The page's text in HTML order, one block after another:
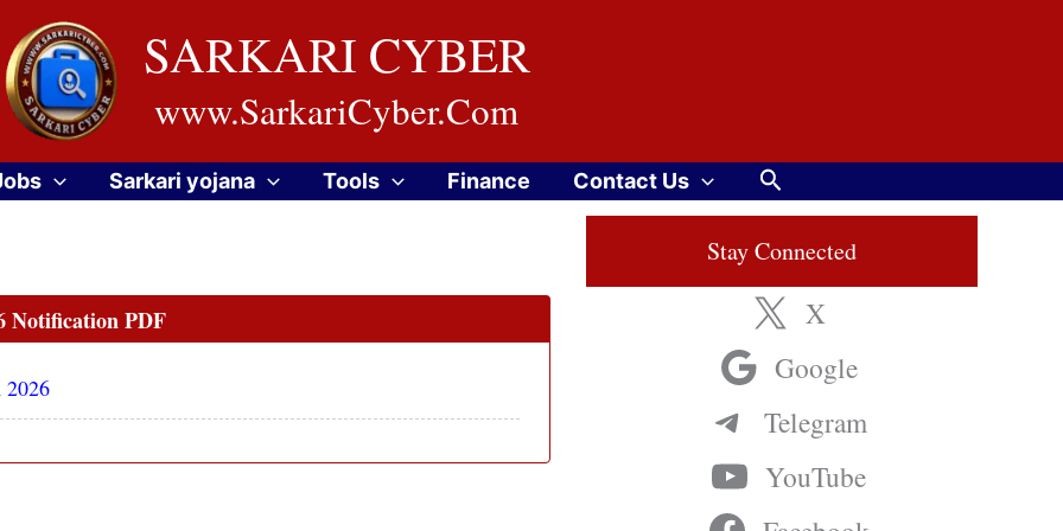
SARKARI CYBER
www.SarkariCyber.Com
Sarkari yojana Tools Finance Contact Us Search
Notification PDF
Stay Connected
X
Google
Telegram
YouTube